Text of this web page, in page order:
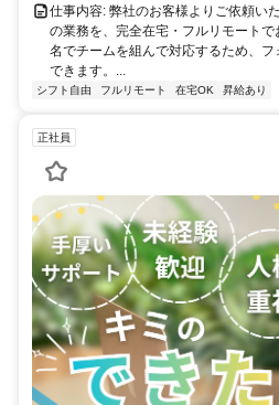
仕事内容: 弊社のお客様よりご依頼い
の業務を、完全在宅・フルリモート
名でチームを組んで対応するため、
できます。...
シフト自由 フルリモート 在宅OK 昇給あり
正社員